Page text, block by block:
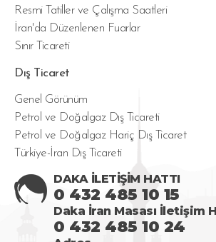
Resmi Tatiller ve Çalışma Saatleri
İran'da Düzenlenen Fuarlar
Sınır Ticareti
Dış Ticaret
Genel Görünüm
Petrol ve Doğalgaz Dış Ticareti
Petrol ve Doğalgaz Hariç Dış Ticaret
Türkiye-İran Dış Ticareti
DAKA İLETİŞİM HATTI
0 432 485 10 15
Daka İran Masası İletişim
0 432 485 10 24